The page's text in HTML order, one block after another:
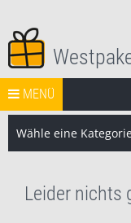
Deko, Geschenke
Springe zum Inhalt
MENÜ
START
Wähle eine
Leider nichts